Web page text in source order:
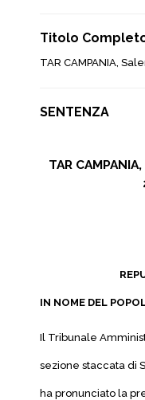
Titolo
TAR CAMPANIA,
SENTENZA
TAR
IN NOME DEL
Il Tribunale
sezione staccata di
ha pronunciato la